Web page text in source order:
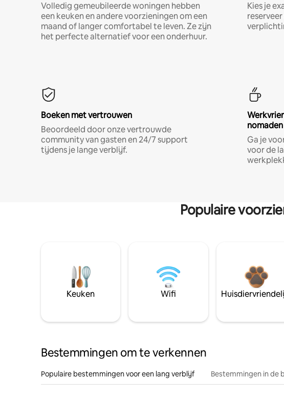
Volledig gemeubileerde woningen hebben
een keuken en andere voorzieningen om een
maand of langer comfortabel te leven. Ze zijn
het perfecte alternatief voor een onderhuur.
Kies je
Boeken met vertrouwen
Beoordeeld door onze vertrouwde
community van gasten en 24/7 support
tijdens je lange verblijf.
nomaden
Ga je
voor de
Populaire
Keuken Wifi
Bestemmingen om te verkennen
Populaire bestemmingen voor een lang verblijf Bestemmingen in de